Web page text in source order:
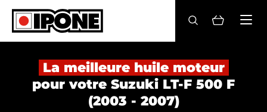
Ipone
HUILES MOTEUR
ENTRETIEN
La meilleure huile moteur
pour votre Suzuki LT-F 500 F
(2003 - 2007)